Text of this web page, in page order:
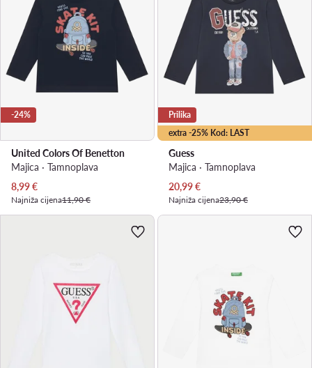
-24%
United Colors Of Benetton
Majica · Tamnoplava
Trenutna cijena
8,99€
Najniža cijena11,90 €
extra -25% Kod: LAST
Prilika
Guess
Majica · Tamnoplava
Trenutna cijena
20,99€
Najniža cijena23,90 €